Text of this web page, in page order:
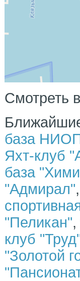
Смотреть
база
Яхт-клуб
база
"Адмирал",
"Пеликан",
клуб
"Золотой